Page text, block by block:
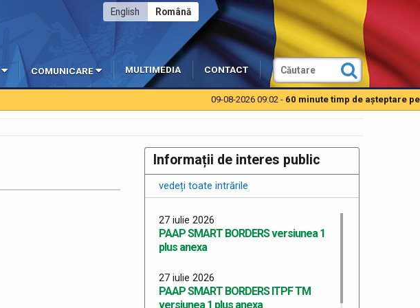
Română
English
COMUNICARE MULTIMEDIA CONTACT
09-08-2026 09:02 -60 minute timp de aşteptare
Informații de interes public
vedeți toate intrările
27 iulie 2026
PAAP SMART BORDERS versiunea 1
plus anexa
27 iulie 2026
PAAP SMART BORDERS ITPF TM
versiunea 1 plus anexa